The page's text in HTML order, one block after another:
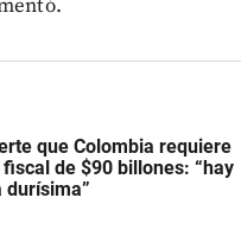
que Colombia requiere
de $90 billones: “hay
durísima”